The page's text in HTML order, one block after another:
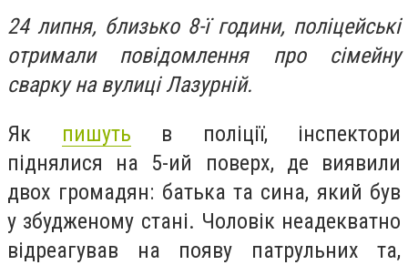
24 липня, близько 8-ї години, поліцейські
отримали повідомлення про сімейну
сварку на вулиці Лазурній.
Як пишуть в поліції, інспектори
піднялися на 5-ий поверх, де виявили
двох громадян: батька та сина, який був
у збудженому стані. Чоловік неадекватно
відреагував на появу патрульних та,